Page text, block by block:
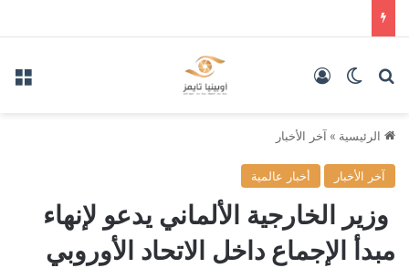
بحث عنالوضع المظلم
الرئيسية » آخر الأخبار
آخر الأخبار أخبار عالمية
وزير الخارجية الألماني يدعو لإنهاء
مبدأ الإجماع داخل الاتحاد الأوروبي